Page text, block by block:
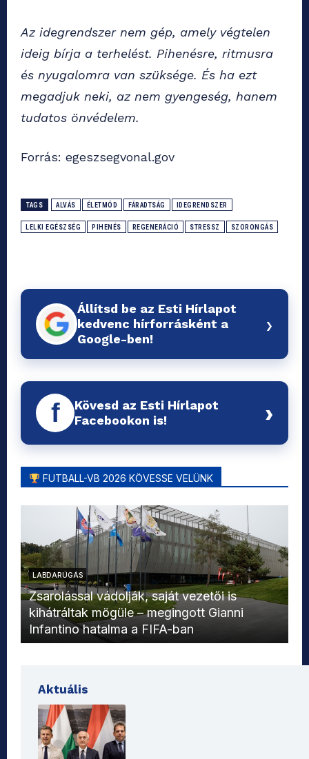
Az idegrendszer nem gép, amely végtelen
ideig bírja a terhelést. Pihenésre, ritmusra
és nyugalomra van szüksége. És ha ezt
megadjuk neki, az nem gyengeség, hanem
tudatos önvédelem.
Forrás: egeszsegvonal.gov
TAGS ALVÁS ÉLETMÓD FÁRADTSÁG IDEGRENDSZER
LELKI EGÉSZSÉG PIHENÉS REGENERÁCIÓ STRESSZ SZORONGÁS
Állítsd be az Esti Hírlapot
kedvenc hírforrásként a
Google-ben!
›
f
Kövesd az Esti Hírlapot
Facebookon is!
›
FUTBALL-VB 2026 KÖVESSE VELÜNK
LABDARÚGÁS
Zsarolással vádolják, saját vezetői is
kihátráltak mögüle – megingott Gianni
Infantino hatalma a FIFA-ban
Aktuális